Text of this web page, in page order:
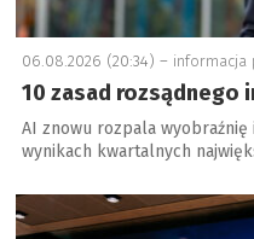
06.08.2026 (20:34) – informacja
10 zasad rozsądnego
AI znowu rozpala
wynikach kwartalnych
a